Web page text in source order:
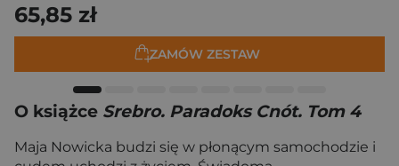
65,85 zł
ZAMÓW ZESTAW
O książce Srebro. Paradoks Cnót. Tom 4
Maja Nowicka budzi się w płonącym samochodzie i